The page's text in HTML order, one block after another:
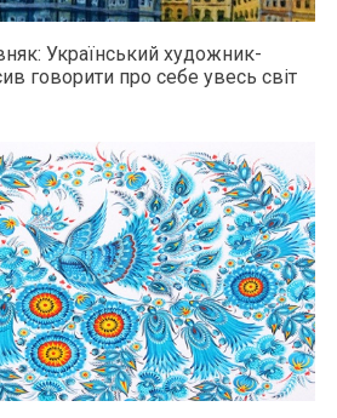
Український художник-
говорити про себе увесь світ